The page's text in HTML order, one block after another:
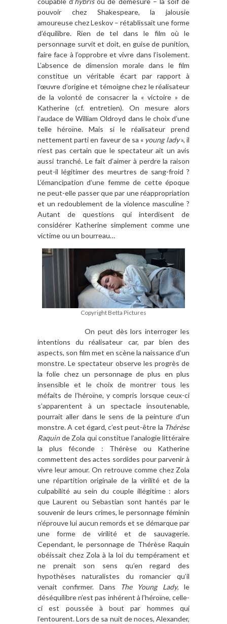
pouvoir chez Shakespeare, la jalousie
amoureuse chez Leskov – rétablissait une forme
d’équilibre. Rien de tel dans le film où le
personnage survit et doit, en guise de punition,
faire face à l’opprobre et vivre dans l’isolement.
L’absence de dimension morale dans le film
constitue un véritable écart par rapport à
l’œuvre d’origine et témoigne chez le réalisateur
de la volonté de consacrer la « victoire » de
Katherine (cf. entretien). On mesure alors
l’audace de William Oldroyd dans le choix d’une
telle héroïne. Mais si le réalisateur prend
nettement parti en faveur de sa « young lady», il
n’est pas certain que le spectateur ait un avis
aussi tranché. Le fait d’aimer à perdre la raison
peut-il légitimer des meurtres de sang-froid ?
L’émancipation d’une femme de cette époque
ne peut-elle passer que par une réappropriation
et un redoublement de la violence masculine ?
Autant de questions qui interdisent de
considérer Katherine simplement comme une
victime ou un bourreau…
Copyright Betta Pictures
On peut dès lors interroger les
intentions du réalisateur car, par bien des
aspects, son film met en scène la naissance d’un
monstre. Le spectateur observe les progrès de
la folie chez un personnage de plus en plus
insensible et le choix de montrer tous les
méfaits de l’héroïne, y compris lorsque ceux-ci
s’apparentent à un spectacle insoutenable,
pourrait aller dans le sens de la peinture d’un
monstre. A cet égard, c’est peut-être la Thérèse
Raquinde Zola qui constitue l’analogie littéraire
la plus féconde : Thérèse ou Katherine
commettent des actes sordides pour parvenir à
vivre leur amour. On retrouve comme chez Zola
une répartition originale de la virilité et de la
culpabilité au sein du couple illégitime : alors
que Laurent ou Sebastian sont hantés par le
souvenir de leurs crimes, le personnage féminin
n’éprouve lui aucun remords et se démarque par
une forme de virilité et de sauvagerie.
Cependant, le personnage de Thérèse Raquin
obéissait chez Zola à la loi du tempérament et
ne prenait son sens qu’en regard des
hypothèses naturalistes du romancier qu’il
venait confirmer. Dans
The Young Lady, le
déséquilibre n’est pas inhérent à l’héroïne, celle-
ci est poussée à bout par hommes qui
l’entourent. Lors de sa nuit de noces, Alexander,